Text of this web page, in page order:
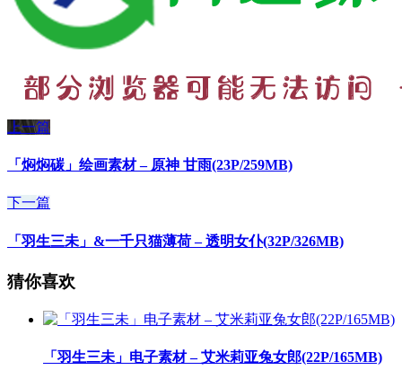
上一篇
「焖焖碳」绘画素材 – 原神 甘雨(23P/259MB)
下一篇
「羽生三未」&一千只猫薄荷 – 透明女仆(32P/326MB)
猜你喜欢
「羽生三未」电子素材 – 艾米莉亚兔女郎(22P/165MB)